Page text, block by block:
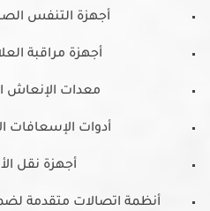
أجهزة التنفس
أجهزة مراقبة
معدات الإنعاش
أدوات الإسعافات
أجهزة نقل
أنظمة اتصالات متقدمة